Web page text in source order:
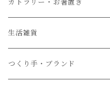
カトラリー・お箸置き
生活雑貨
つくり手・ブランド